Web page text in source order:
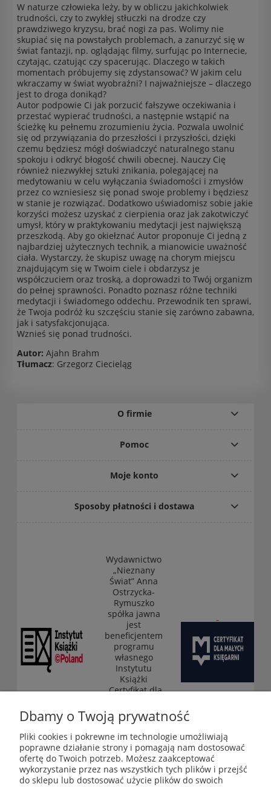
W naturze człowieka leży, by w obliczu jakichkolwiek
trudności, czy to zwykłej stłuczki na drodze czy
prawdziwego kryzysu, brać nogi za pas. Wolimy nie
skupiać się na powstałych problemach, a zanurzyć się w
świat fantazji, np. oglądając filmy, surfując po Internecie,
czytając, czatując czy spacerując. Dlaczego w takich
momentach próbujemy się zdystansować? W jakim celu
wkraczamy w świat wyobraźni? I najważniejsze – dlaczego
jest to droga donikąd?
Autor podpowie Ci jak porzucić fałszywe oczekiwania i
przestać wypierać trudności, a następnie wstąpić na
ścieżkę ku pełnemu zrozumieniu życia. Pozwala uwolnić
się od przywiązania do przeszłości i przyszłości, dzięki
czemu będziesz mógł doświadczyć naturalnego stanu
spokoju i odkryć błogość chwili obecnej. Nauczy Cię
również niezwykłej sztuki znikania, polegającej na
medytowaniu w celu wyłączania świadomości i zmysłów
przez co wzniesiesz się ponad swoje problemy i będziesz
w stanie je rozwiązać. Dodatkowo uświadomisz sobie jakie
korzyści możesz uzyskać z cierpienia oraz jak zakotwiczyć
umysł, który w praktykowaniu medytacji jest największą
przeszkodą. Aby go okiełznać Autor proponuje Ci jedną z
najbardziej użytecznych technik, a mianowicie uważność
ciała. Wystarczy, że skupisz uwagę na chorym miejscu
znajdującym się w Twoim ciele i obdarzysz je
współczuciem oraz troską, a doprowadzi to Twój organizm
do pełnej sprawności. Ponadto poznasz różne techniki
medytacji i świadomego oddechu. Przewodnik ten sprawi,
że Twoja podróż ku szczęściu stanie się zarówno zabawna,
jak i satysfakcjonująca.
Wznieś się ponad trudności.
Autor: Ajahn Brahm
Tłumacz: Grzegorz Ciecieląg
O firmie
Pomoc
Moje konto
Sposoby płatności i dostawa
Wydawnictwo
„Nieznany
Świat” Anna
Ostrzycka-
Rymuszko
spółka jawna
jest
beneficjentem
programu
własnego
Instytutu
Książki
„Certyfikat dla
księgarni”
(edycja 2025-
2026)
Księgarnia-Galeria "Nieznany Świat" - internetowy sklep
ezoteryczny online
Dbamy o Twoją prywatność
Pliki cookies i pokrewne im technologie umożliwiają
poprawne działanie strony i pomagają nam dostosować
ofertę do Twoich potrzeb. Możesz zaakceptować
wykorzystanie przez nas wszystkich tych plików i przejść
do sklepu lub dostosować użycie plików do swoich